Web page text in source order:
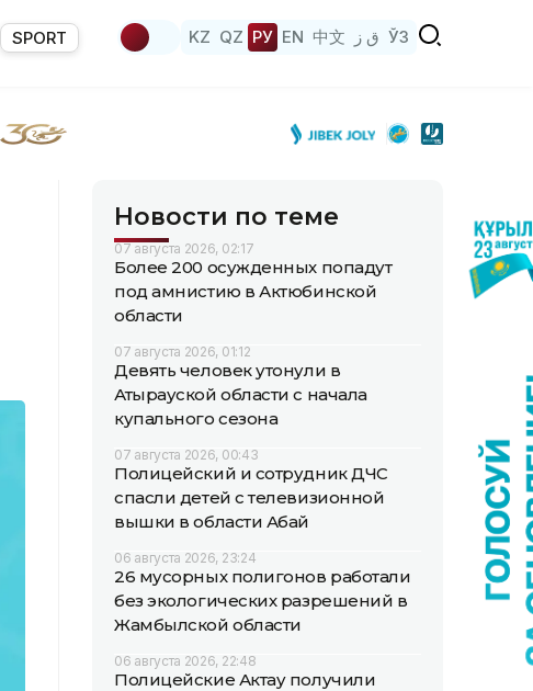
SPORT KZ QZ РУ EN 中文 ق ز ЎЗ
Новости по теме
07 августа 2026, 02:17
Более 200 осужденных попадут
под амнистию в Актюбинской
области
07 августа 2026, 01:12
Девять человек утонули в
Атырауской области с начала
купального сезона
07 августа 2026, 00:43
Полицейский и сотрудник ДЧС
спасли детей с телевизионной
вышки в области Абай
06 августа 2026, 23:24
26 мусорных полигонов работали
без экологических разрешений в
Жамбылской области
06 августа 2026, 22:48
Полицейские Актау получили